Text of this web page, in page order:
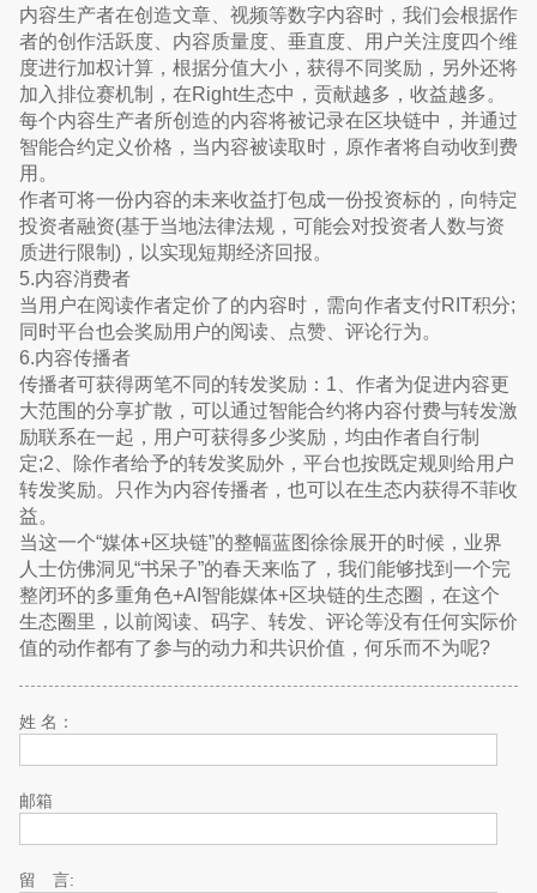
内容生产者在创造文章、视频等数字内容时，我们会根据作
者的创作活跃度、内容质量度、垂直度、用户关注度四个维
度进行加权计算，根据分值大小，获得不同奖励，另外还将
加入排位赛机制，在Right生态中，贡献越多，收益越多。
每个内容生产者所创造的内容将被记录在区块链中，并通过
智能合约定义价格，当内容被读取时，原作者将自动收到费
用。
作者可将一份内容的未来收益打包成一份投资标的，向特定
投资者融资(基于当地法律法规，可能会对投资者人数与资
质进⾏限制)，以实现短期经济回报。
5.内容消费者
当用户在阅读作者定价了的内容时，需向作者支付RIT积分;
同时平台也会奖励用户的阅读、点赞、评论行为。
6.内容传播者
传播者可获得两笔不同的转发奖励：1、作者为促进内容更
大范围的分享扩散，可以通过智能合约将内容付费与转发激
励联系在⼀起，用户可获得多少奖励，均由作者自行制
定;2、除作者给予的转发奖励外，平台也按既定规则给用户
转发奖励。只作为内容传播者，也可以在生态内获得不菲收
益。
当这一个“媒体+区块链”的整幅蓝图徐徐展开的时候，业界
人士仿佛洞见“书呆子”的春天来临了，我们能够找到一个完
整闭环的多重角色+AI智能媒体+区块链的生态圈，在这个
生态圈里，以前阅读、码字、转发、评论等没有任何实际价
值的动作都有了参与的动力和共识价值，何乐而不为呢?
姓 名：
邮箱
留 言: